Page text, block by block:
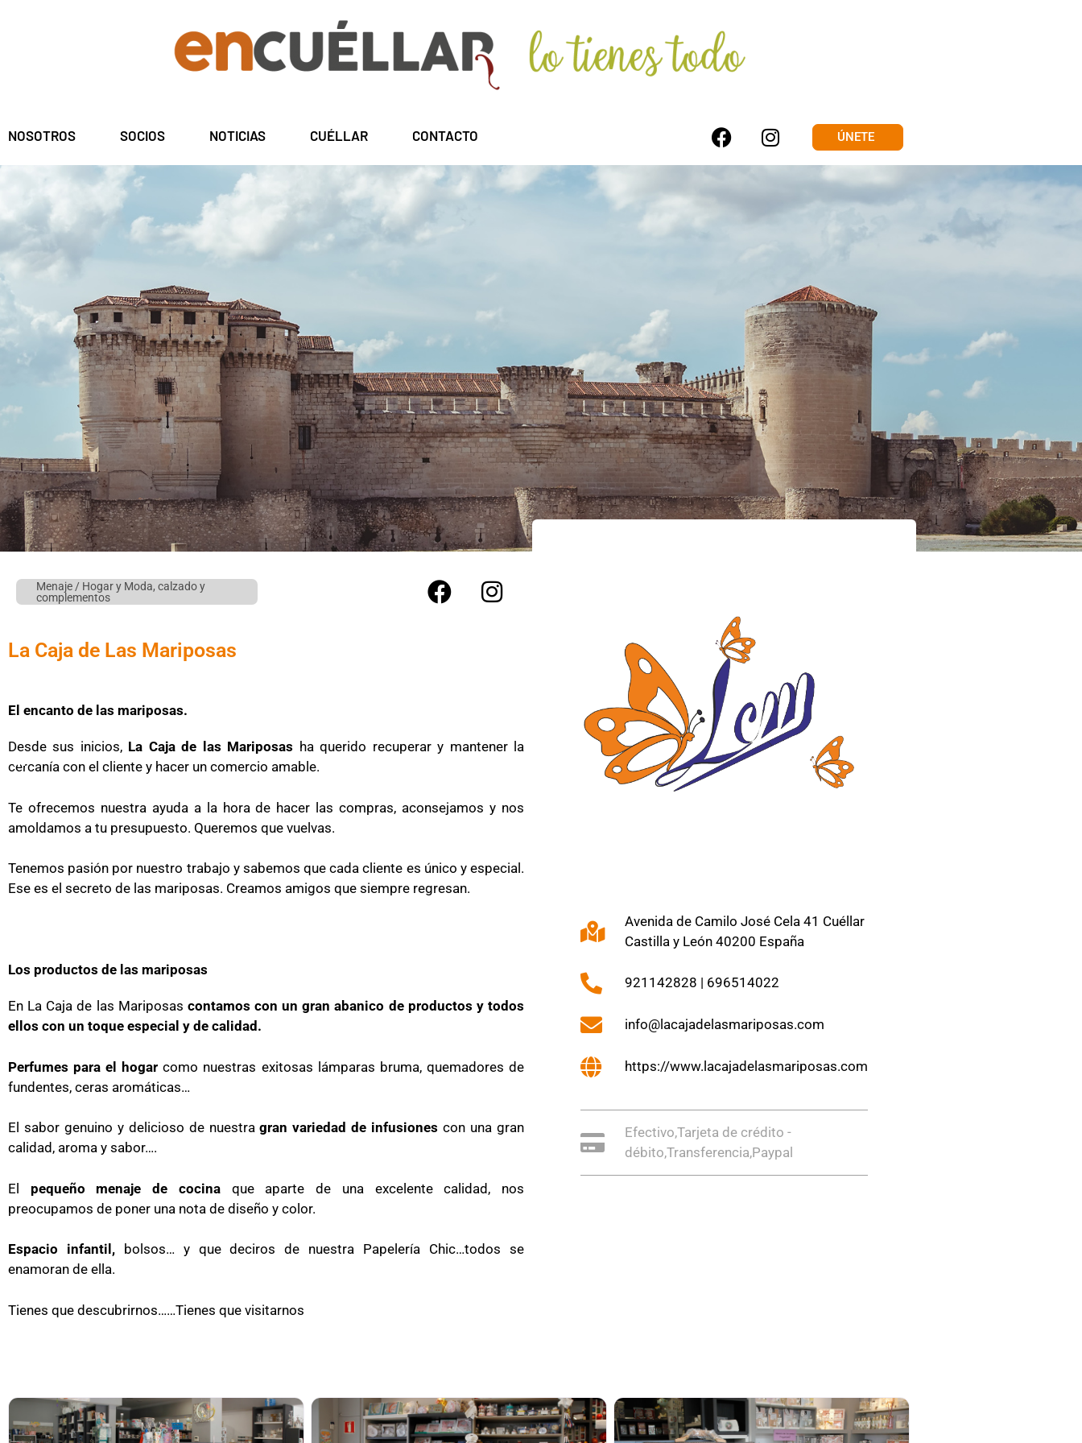
NOSOTROS SOCIOS NOTICIAS CUÉLLAR CONTACTO ÚNETE
Menaje / Hogary Moda, calzado y
complementos
La Caja de Las Mariposas
El encanto de las mariposas.
Desde sus inicios, La Caja de las Mariposas ha querido recuperar y mantener la
cercanía con el cliente y hacer un comercio amable.
Te ofrecemos nuestra ayuda a la hora de hacer las compras, aconsejamos y nos
amoldamos a tu presupuesto. Queremos que vuelvas.
Tenemos pasión por nuestro trabajo y sabemos que cada cliente es único y especial.
Ese es el secreto de las mariposas. Creamos amigos que siempre regresan.
Los productos de las mariposas
En La Caja de las Mariposas contamos con un gran abanico de productos y todos
ellos con un toque especial y de calidad.
Perfumes para el hogar como nuestras exitosas lámparas bruma, quemadores de
fundentes, ceras aromáticas…
El sabor genuino y delicioso de nuestragran variedad de infusiones con una gran
calidad, aroma y sabor….
El pequeño menaje de cocinaque aparte de una excelente calidad, nos
preocupamos de poner una nota de diseño y color.
Espacio infantil,bolsos… y que deciros de nuestra Papelería Chic…todos se
enamoran de ella.
Tienes que descubrirnos……Tienes que visitarnos
Avenida de Camilo José Cela 41 Cuéllar
Castilla y León 40200 España
921142828 | 696514022
info@lacajadelasmariposas.com
https://www.lacajadelasmariposas.com
Efectivo,Tarjeta de crédito -
débito,Transferencia,Paypal